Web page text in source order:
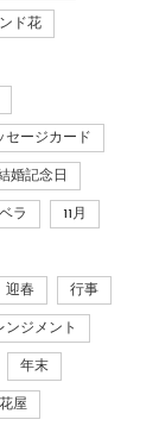
ド花
セージカード
婚記念日
ラ 11月
迎春 行事
ンジメント
年末
花屋